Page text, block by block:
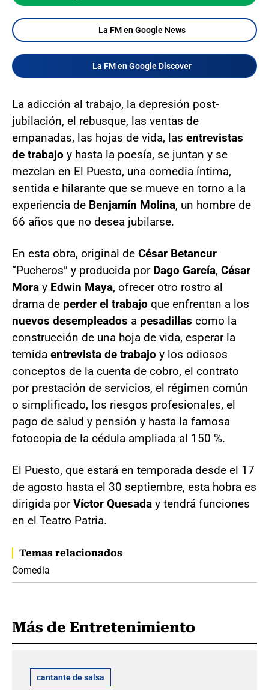
La FM en Google News
La FM en Google Discover
La adicción al trabajo, la depresión post-
jubilación, el rebusque, las ventas de
empanadas, las hojas de vida, las entrevistas
de trabajo y hasta la poesía, se juntan y se
mezclan en El Puesto, una comedia íntima,
sentida e hilarante que se mueve en torno a la
experiencia de Benjamín Molina, un hombre de
66 años que no desea jubilarse.
En esta obra, original de César Betancur
“Pucheros” y producida por Dago García, César
Mora y Edwin Maya, ofrecer otro rostro al
drama de perder el trabajo que enfrentan a los
nuevos desempleados a pesadillas como la
construcción de una hoja de vida, esperar la
temida entrevista de trabajo y los odiosos
conceptos de la cuenta de cobro, el contrato
por prestación de servicios, el régimen común
o simplificado, los riesgos profesionales, el
pago de salud y pensión y hasta la famosa
fotocopia de la cédula ampliada al 150 %.
El Puesto, que estará en temporada desde el 17
de agosto hasta el 30 septiembre, esta hobra es
dirigida porVíctor Quesada y tendrá funciones
en el Teatro Patria.
Temas relacionados
Comedia
Más de Entretenimiento
cantante de salsa